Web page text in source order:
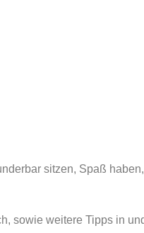
sitzen, Spaß
sowie weitere Tipps in